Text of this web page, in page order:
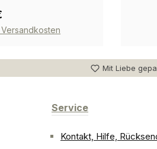
Mit Liebe
Service
Kontakt, Hilfe,